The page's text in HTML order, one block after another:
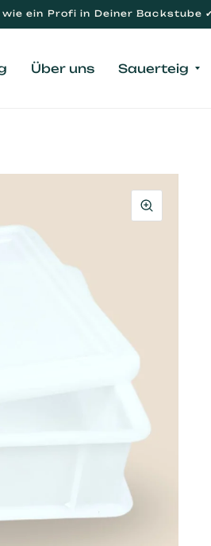
ein Profi in Deiner Backstube
Über uns Sauerteig